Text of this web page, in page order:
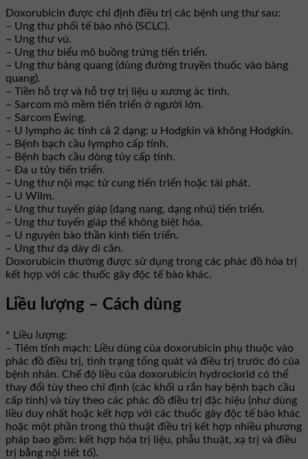
Doxorubicin được chỉ định điều trị các bệnh ung thư sau:
– Ung thư phổi tế bào nhỏ (SCLC).
– Ung thư vú.
– Ung thư biểu mô buồng trứng tiến triển.
– Ung thư bàng quang (dùng đường truyền thuốc vào bàng
quang).
– Tiền hỗ trợ và hỗ trợ trị liệu u xương ác tính.
– Sarcom mô mềm tiến triển ở người lớn.
– Sarcom Ewing.
– U lympho ác tính cả 2 dạng: u Hodgkin và không Hodgkin.
– Bệnh bạch cầu lympho cấp tính.
– Bệnh bạch cầu dòng tủy cấp tính.
– Đa u tủy tiến triển.
– Ung thư nội mạc tử cung tiến triển hoặc tái phát.
– U Wilm.
– Ung thư tuyến giáp (dạng nang, dạng nhú) tiến triển.
– Ung thư tuyến giáp thể không biệt hóa.
– U nguyên bào thần kinh tiến triển.
– Ung thư dạ dày di căn.
Doxorubicin thường được sử dụng trong các phác đồ hóa trị
kết hợp với các thuốc gây độc tế bào khác.
Liều lượng – Cách dùng
* Liều lượng:
– Tiêm tĩnh mạch: Liều dùng của doxorubicin phụ thuộc vào
phác đồ điều trị, tình trạng tổng quát và điều trị trước đó của
bệnh nhân. Chế độ liều của doxorubicin hydroclorid có thể
thay đổi tùy theo chỉ định (các khối u rắn hay bệnh bạch cầu
cấp tính) và tùy theo các phác đồ điều trị đặc hiệu (như dùng
liều duy nhất hoặc kết hợp với các thuốc gây độc tế bào khác
hoặc một phần trong thủ thuật điều trị kết hợp nhiều phương
pháp bao gồm: kết hợp hóa trị liệu, phẫu thuật, xạ trị và điều
trị bằng nội tiết tố).